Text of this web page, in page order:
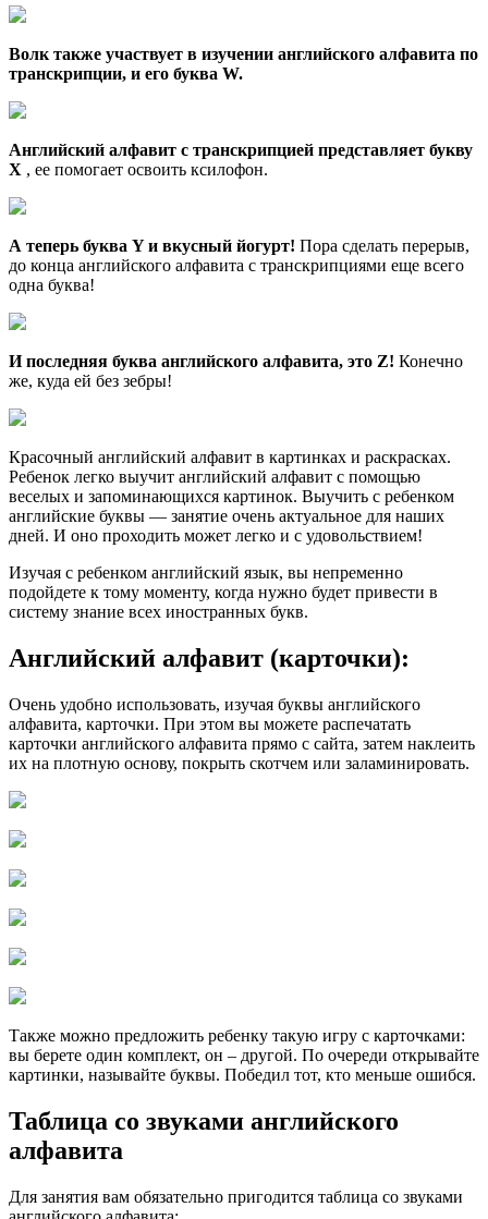
Волк также участвует в изучении английского алфавита по
транскрипции, и его буква W.
Английский алфавит с транскрипцией представляет букву
X , ее помогает освоить ксилофон.
А теперь буква Y и вкусный йогурт! Пора сделать перерыв,
до конца английского алфавита с транскрипциями еще всего
одна буква!
И последняя буква английского алфавита, это Z! Конечно
же, куда ей без зебры!
Красочный английский алфавит в картинках и раскрасках.
Ребенок легко выучит английский алфавит с помощью
веселых и запоминающихся картинок. Выучить с ребенком
английские буквы — занятие очень актуальное для наших
дней. И оно проходить может легко и с удовольствием!
Изучая с ребенком английский язык, вы непременно
подойдете к тому моменту, когда нужно будет привести в
систему знание всех иностранных букв.
Английский алфавит (карточки):
Очень удобно использовать, изучая буквы английского
алфавита, карточки. При этом вы можете распечатать
карточки английского алфавита прямо с сайта, затем наклеить
их на плотную основу, покрыть скотчем или заламинировать.
Также можно предложить ребенку такую игру с карточками:
вы берете один комплект, он – другой. По очереди открывайте
картинки, называйте буквы. Победил тот, кто меньше ошибся.
Таблица со звуками английского
алфавита
Для занятия вам обязательно пригодится таблица со звуками